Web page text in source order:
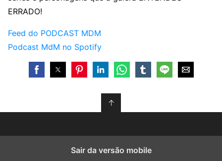
ERRADO!
Feed do PODCAST MDM
Podcast MdM no Spotify
↑
Sair da versão mobile